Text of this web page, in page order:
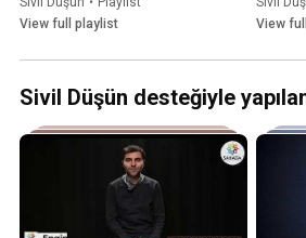
View full playlist
View
Sivil Düşün desteğiyle